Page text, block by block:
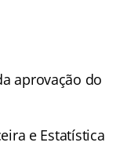
aprovação do
e Estatística